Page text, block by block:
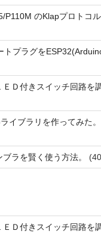
P110M のKlapプロトコ
トプラグを
Ｄ付きスイッチ回路を
イブラリを作ってみた。
ラを賢く使う方法。
Ｄ付きスイッチ回路を